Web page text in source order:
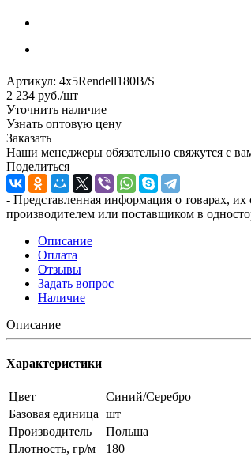
Артикул: 4x5Rendell180B/S
2 234 руб./шт
Уточнить наличие
Узнать оптовую цену
Заказать
Наши менеджеры обязательно свяжутся с
Поделиться
- Представленная информация о товарах,
производителем или поставщиком в
Описание
Оплата
Отзывы
Задать вопрос
Наличие
Описание
Характеристики
Цвет
Синий/Серебро
Базовая единица шт
Производитель
Польша
Плотность, гр/м
180